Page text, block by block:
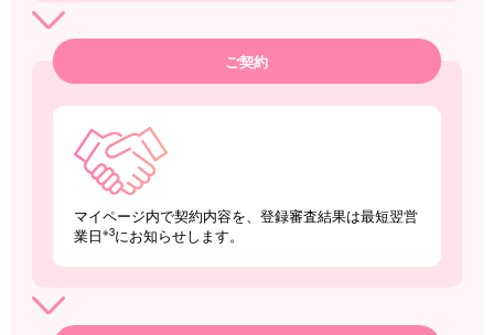
ご契約
マイページ内で契約内容を、登録審査結果は最短翌営
業日※3にお知らせします。